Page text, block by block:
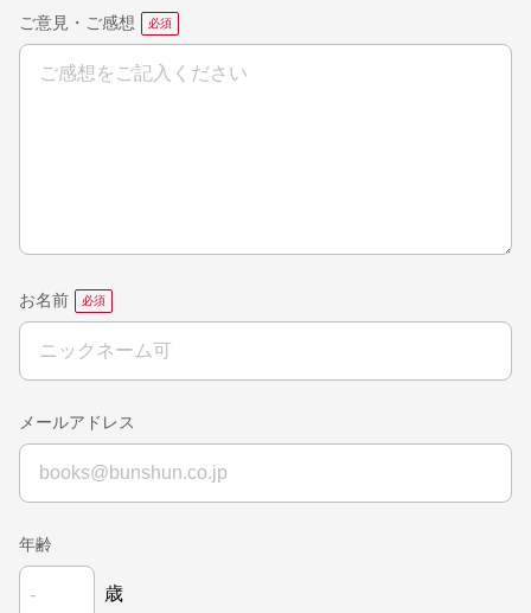
ご意見・ご感想
お名前
メールアドレス
年齢
歳